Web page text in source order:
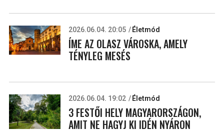
2026.06.04. 20:05 Életmód
ÍME AZ OLASZ VÁROSKA, AMELY
TÉNYLEG MESÉS
2026.06.04. 19:02 Életmód
3 FESTŐI HELY MAGYARORSZÁGON,
AMIT NE HAGYJ KI IDÉN NYÁRON